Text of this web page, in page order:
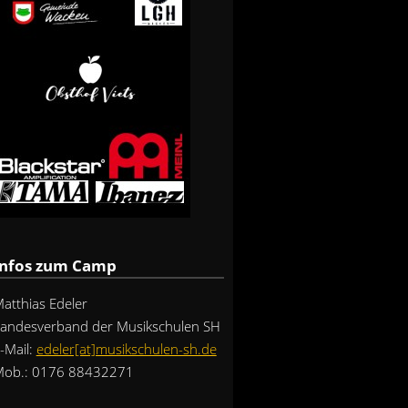
zum Camp
Edeler
der Musikschulen SH
Mail: edeler[at]musikschulen-sh.de
0176 88432271